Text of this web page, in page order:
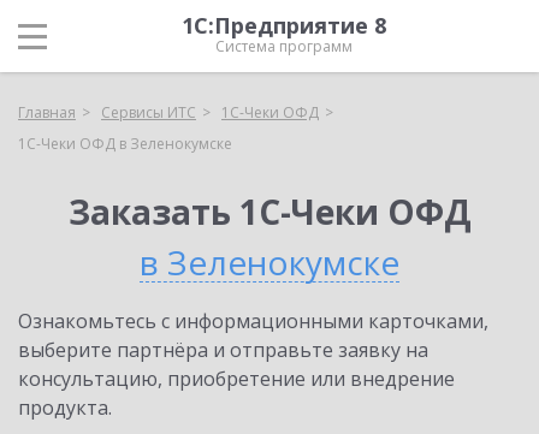
1С:Предприятие 8
Система программ
Главная Сервисы ИТС
1С-Чеки ОФД
1С-Чеки ОФД в Зеленокумске
Заказать 1С-Чеки ОФД
в Зеленокумске
Ознакомьтесь с информационными карточками,
выберите партнёра и отправьте заявку на
консультацию, приобретение или внедрение
продукта.